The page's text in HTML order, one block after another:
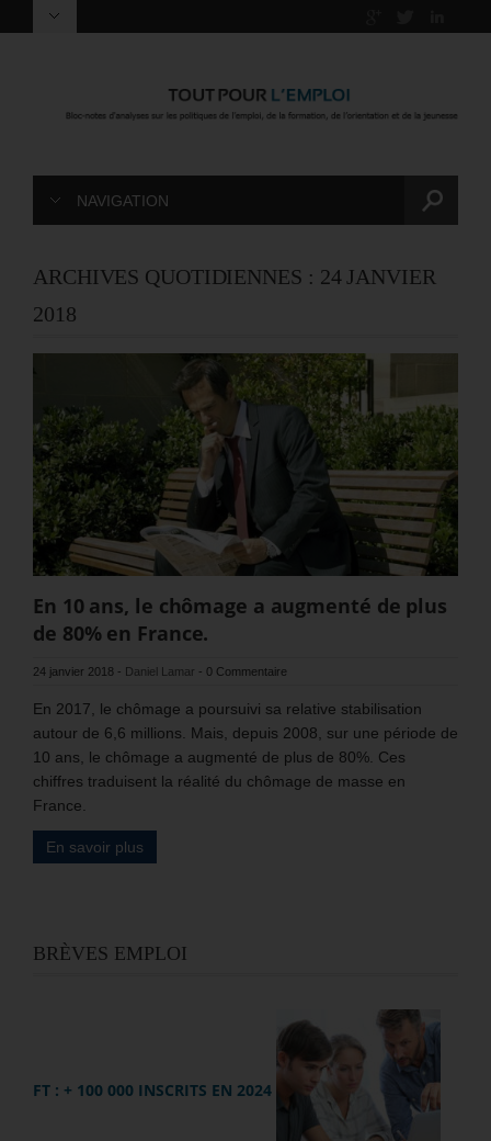
NAVIGATION
ARCHIVES QUOTIDIENNES : 24 JANVIER
2018
En 10 ans, le chômage a augmenté de plus
de 80% en France.
24 janvier 2018 - Daniel Lamar - 0 Commentaire
En 2017, le chômage a poursuivi sa relative stabilisation
autour de 6,6 millions. Mais, depuis 2008, sur une période de
10 ans, le chômage a augmenté de plus de 80%. Ces
chiffres traduisent la réalité du chômage de masse en
France.
En savoir plus
BRÈVES EMPLOI
FT : + 100 000 INSCRITS EN 2024